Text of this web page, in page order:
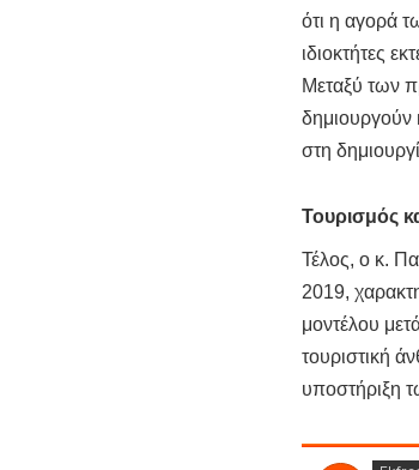
ότι η αγορά
ιδιοκτήτες
Μεταξύ των
δημιουργούν
στη
Τουρισμός
Τέλος, ο κ.
2019,
μοντέλου
τουριστική
υποστήριξη